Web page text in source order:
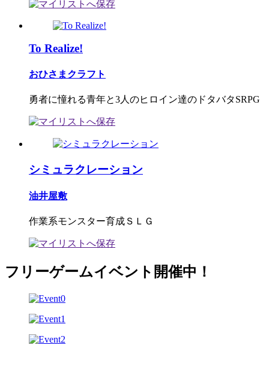
To Realize!
おひさまクラフト
勇者に憧れる青年と3人のヒロイン達のドタバタSRPG
シミュラクレーション
油井屋敷
作業系モンスター育成ＳＬＧ
フリーゲームイベント開催中！